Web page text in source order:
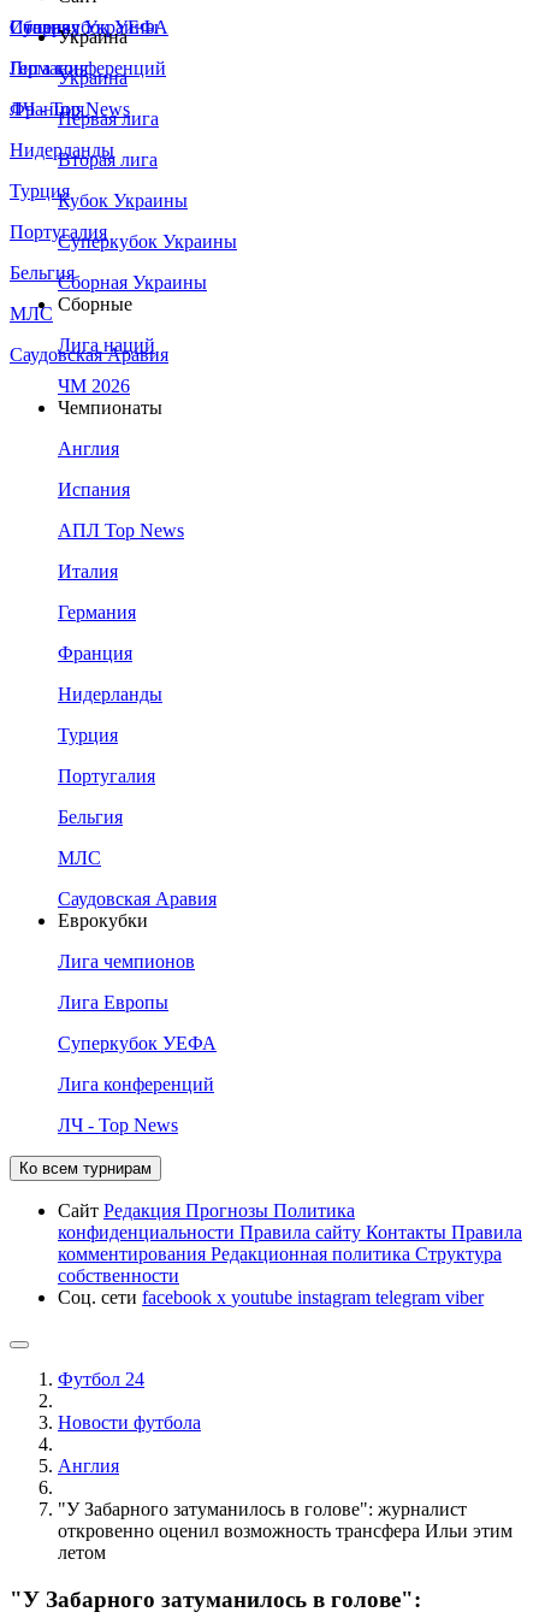
Сборная Украины
Италия
Германия
Франция
Нидерланды
Турция
Португалия
Бельгия
МЛС
Саудовская Аравия
Суперкубок УЕФА
Лига конференций
ЛЧ - Top News
Украина
Украина
Первая лига
Вторая лига
Кубок Украины
Суперкубок Украины
Сборная Украины
Сборные
Лига наций
ЧМ 2026
Чемпионаты
Англия
Испания
АПЛ Top News
Италия
Германия
Франция
Нидерланды
Турция
Португалия
Бельгия
МЛС
Саудовская Аравия
Еврокубки
Лига чемпионов
Лига Европы
Суперкубок УЕФА
Лига конференций
ЛЧ - Top News
Ко всем турнирам
Сайт Редакция Прогнозы Политика
конфиденциальности Правила сайту Контакты Правила
комментирования Редакционная политика Структура
собственности
Соц. сети facebook x youtube instagram telegram viber
Футбол 24
Новости футбола
Англия
"У Забарного затуманилось в голове": журналист
откровенно оценил возможность трансфера Ильи этим
летом
"У Забарного затуманилось в голове":